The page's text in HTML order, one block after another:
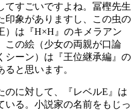
てすごいですよね。冨樫先生
印象がありますし、この虫の
）は『H×H』のキメラアン
この絵（少女の両親が口論
シーン）は『王位継承編』の
と思います。
のに対して、『レベルE』は
いる。小説家の名前をもじっ